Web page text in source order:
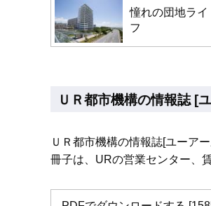
憧れの団地ライ
フ
ＵＲ都市機構の情報誌 [
ＵＲ都市機構の情報誌[ユーア
冊子は、URの営業センター、